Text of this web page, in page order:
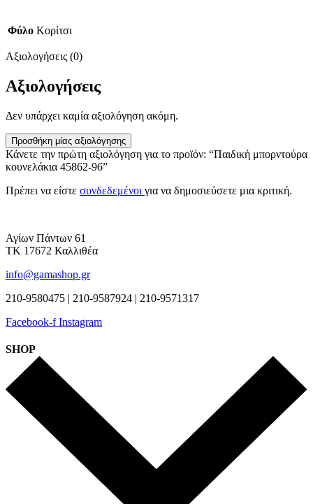
Φύλο Κορίτσι
Αξιολογήσεις (0)
Αξιολογήσεις
Δεν υπάρχει καμία αξιολόγηση ακόμη.
Προσθήκη μίας αξιολόγησης
Κάνετε την πρώτη αξιολόγηση για το προϊόν: “Παιδική μπορντούρα
κουνελάκια 45862-96”
Πρέπει να είστε συνδεδεμένοι για να δημοσιεύσετε μια κριτική.
Αγίων Πάντων 61
ΤΚ 17672 Καλλιθέα
info@gamashop.gr
210-9580475 | 210-9587924 | 210-9571317
Facebook-f Instagram
SHOP